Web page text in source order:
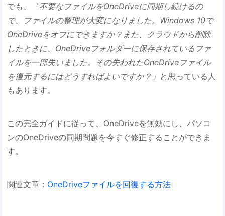
でも、
「不要なファイルをOneDriveに同期し続けるの
で、ファイルの整理が大変になりました。Windows 10で
OneDriveをオフにできますか？また、クラウドから削除
したときに、OneDriveフォルダーに保存されているファ
イルを一部失いました。その失われたOneDriveファイル
を復元するにはどうすればよいですか？」 と思っている人
もあります。
この完全ガイドに従って、OneDriveを無効にし、パソコ
ンのOneDriveの同期問題を今すぐ修正することができま
す。
関連文章： OneDriveファイルを回復する方法